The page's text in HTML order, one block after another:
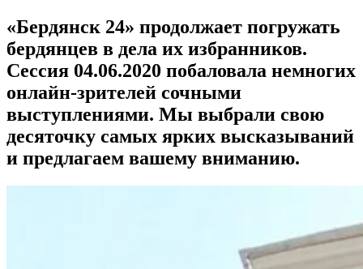
«Бердянск 24» продолжает погружать
бердянцев в дела их избранников.
Сессия 04.06.2020 побаловала немногих
онлайн-зрителей сочными
выступлениями. Мы выбрали свою
десяточку самых ярких высказываний
и предлагаем вашему вниманию.